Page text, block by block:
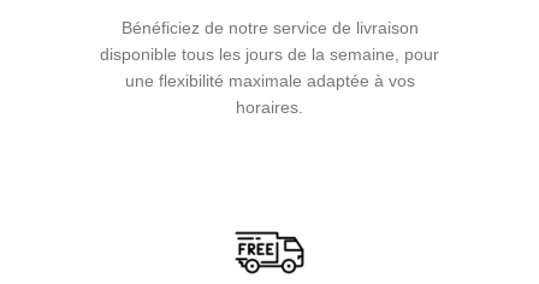
Bénéficiez de notre service de livraison
disponible tous les jours de la semaine, pour
une flexibilité maximale adaptée à vos
horaires.